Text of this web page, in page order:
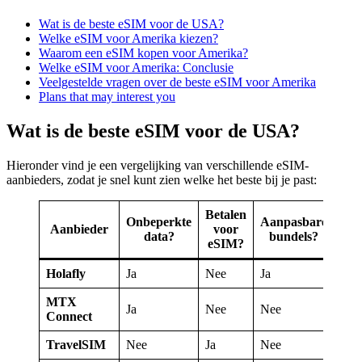
Wat is de beste eSIM voor de USA?
Welke eSIM voor Amerika kiezen?
Waarom een eSIM kopen voor Amerika?
Welke eSIM voor Amerika: Conclusie
Veelgestelde vragen over de beste eSIM voor Amerika
Plans that may interest you
Wat is de beste eSIM voor de USA?
Hieronder vind je een vergelijking van verschillende eSIM-
aanbieders, zodat je snel kunt zien welke het beste bij je past:
Aanbieder
Onbeperkte
data?
Betalen
voor
eSIM?
Aanpasbare
bundels?
Holafly Ja Nee Ja
MTX
Connect
Ja Nee Nee
TravelSIM Nee Ja Nee